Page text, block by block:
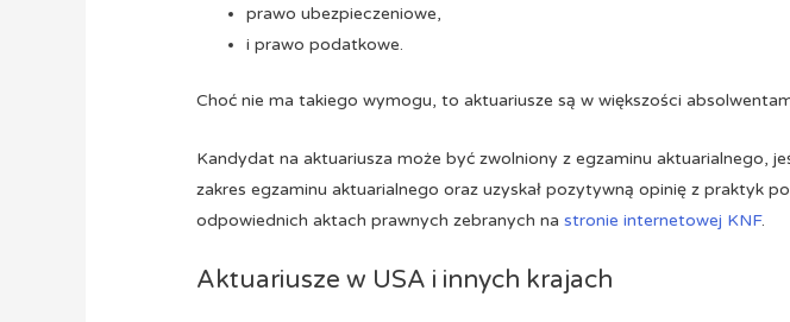
prawo ubezpieczeniowe,
i prawo podatkowe.
Choć nie ma takiego wymogu, to aktuariusze są w większości
Kandydat na aktuariusza może być zwolniony z egzaminu aktuarialnego,
zakres egzaminu aktuarialnego oraz uzyskał pozytywną opinię z praktyk
odpowiednich aktach prawnych zebranych nastronie internetowej KNF.
Aktuariusze w USA i innych krajach